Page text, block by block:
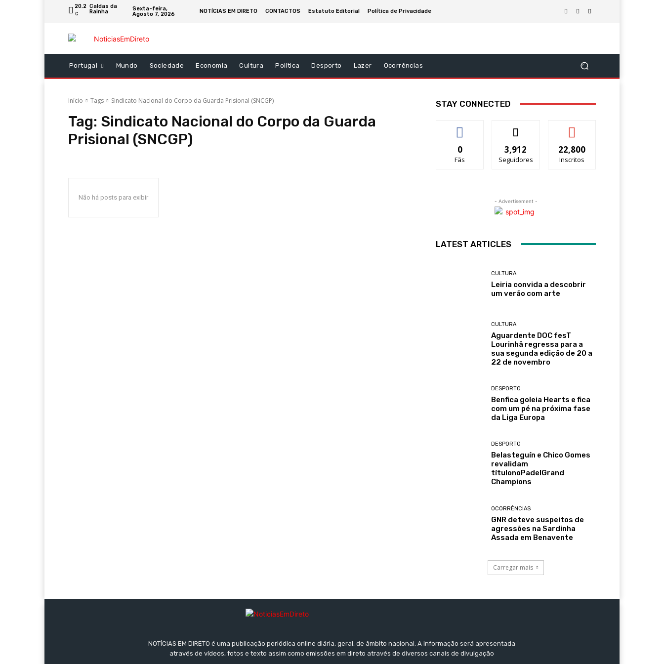
20.2
C
Caldas da
Rainha
Sexta-feira,
Agosto 7, 2026
NOTÍCIAS EM DIRETO CONTACTOS Estatuto Editorial Política de Privacidade
Portugal Mundo Sociedade Economia Cultura Política Desporto Lazer Ocorrências
Início Tags Sindicato Nacional do Corpo da Guarda Prisional (SNCGP)
Tag: Sindicato Nacional do Corpo da Guarda
Prisional (SNCGP)
Não há posts para exibir
STAY CONNECTED
0
Fãs
3,912
Seguidores
22,800
Inscritos
- Advertisement -
LATEST ARTICLES
CULTURA
Leiria convida a descobrir
um verão com arte
CULTURA
Aguardente DOC fesT
Lourinhã regressa para a
sua segunda edição de 20 a
22 de novembro
DESPORTO
Benfica goleia Hearts e fica
com um pé na próxima fase
da Liga Europa
DESPORTO
Belasteguín e Chico Gomes
revalidam
títulonoPadelGrand
Champions
OCORRÊNCIAS
GNR deteve suspeitos de
agressões na Sardinha
Assada em Benavente
Carregar mais
NOTÍCIAS EM DIRETO é uma publicação periódica online diária, geral, de âmbito nacional. A informação será apresentada
através de vídeos, fotos e texto assim como emissões em direto através de diversos canais de divulgação